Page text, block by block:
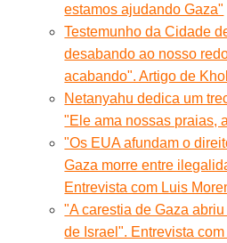
estamos ajudando Gaza"
Testemunho da Cidade
desabando ao nosso
acabando". Artigo de
Netanyahu dedica um
"Ele ama nossas praias,
"Os EUA afundam o
Gaza morre entre
Entrevista com Luis
"A carestia de Gaza
de Israel". Entrevista